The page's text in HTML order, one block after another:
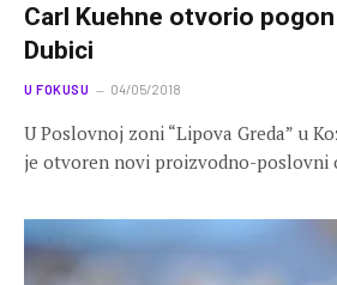
Carl Kuehne otvorio
Dubici
U FOKUSU 04/05/2018
U Poslovnoj zoni “Lipova Greda” u
je otvoren novi proizvodno-poslovni